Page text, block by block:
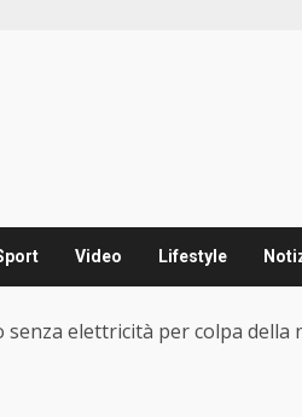
Video Lifestyle
elettricità per colpa della